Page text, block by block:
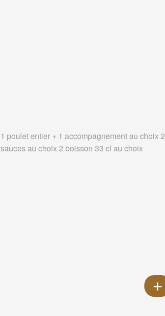
1 poulet entier + 1 accompagnement au choix 2
sauces au choix 2 boisson 33 cl au choix